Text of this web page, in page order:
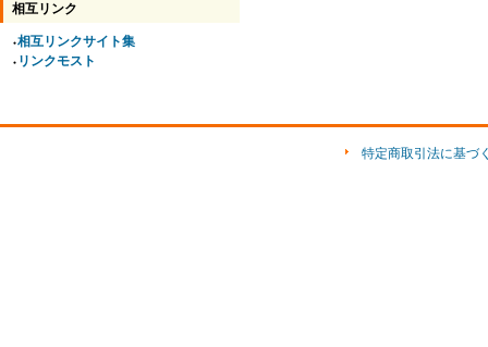
相互リンク
●相互リンクサイト集
● リンクモスト
特定商取引法に基づ